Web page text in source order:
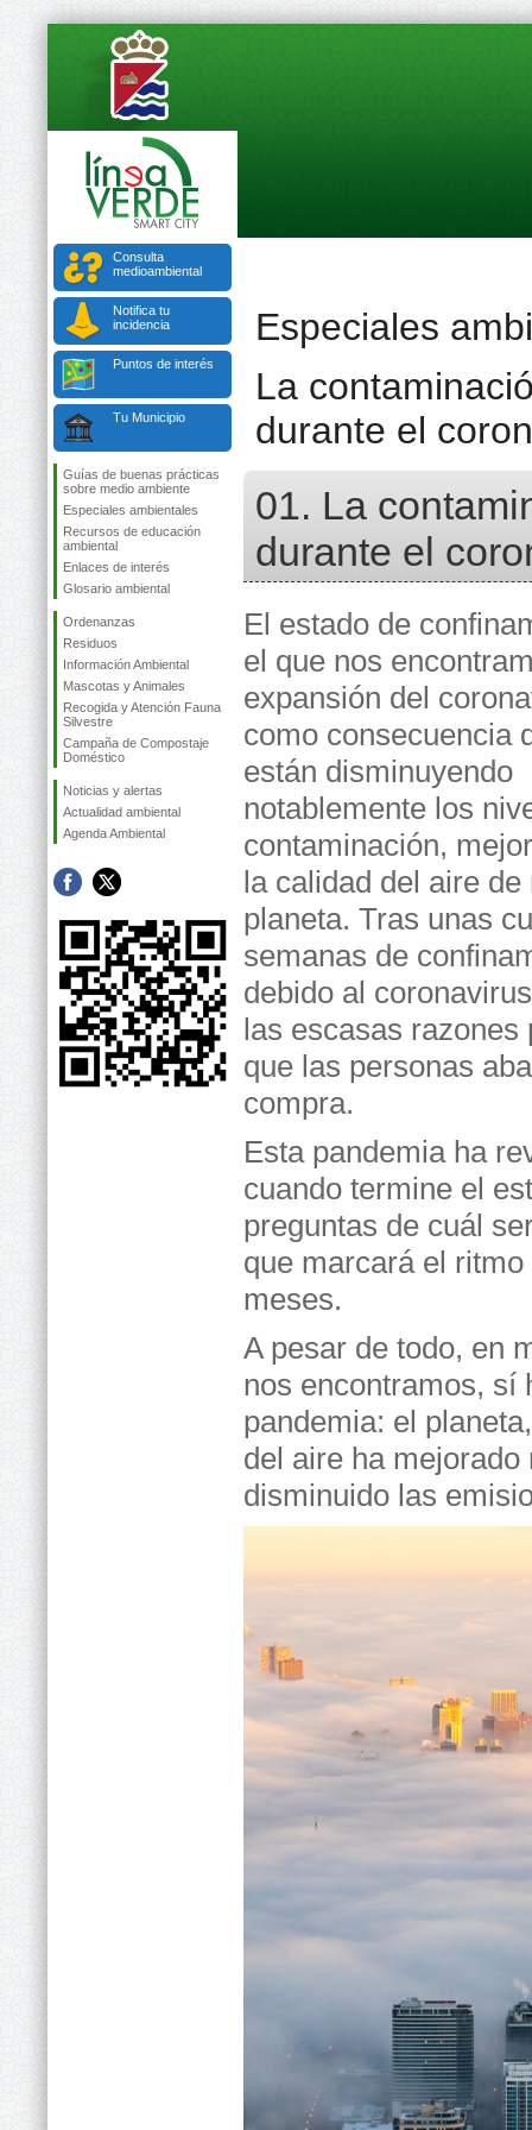
Consulta
medioambiental
Notifica tu
incidencia
Puntos de interés
Tu Municipio
Guías de buenas prácticas
sobre medio ambiente
Especiales ambientales
Recursos de educación
ambiental
Enlaces de interés
Glosario ambiental
Ordenanzas
Residuos
Información Ambiental
Mascotas y Animales
Recogida y Atención Fauna
Silvestre
Campaña de Compostaje
Doméstico
Noticias y alertas
Actualidad ambiental
Agenda Ambiental
Especiales
La
durante el
01. La
durante el
El estado de
el que nos
expansión del
como consecuencia
están disminuyendo
notablemente los
contaminación,
la calidad del aire de
planeta. Tras unas
semanas de
debido al
las escasas razones
que las personas
compra.
Esta pandemia ha
cuando termine el
preguntas de cuál
que marcará el
meses.
A pesar de todo, en
nos encontramos, sí
pandemia: el
del aire ha
disminuido las